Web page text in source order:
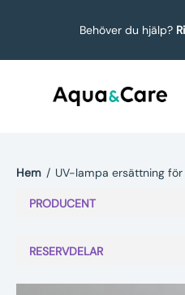
Behöver du hjälp?
Hem / UV-lampa ersättning
PRODUCENT
RESERVDELAR